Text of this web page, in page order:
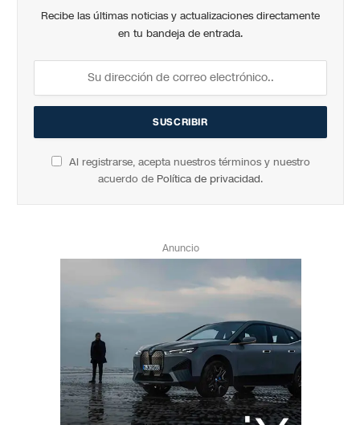
Recibe las últimas noticias y actualizaciones directamente
en tu bandeja de entrada.
Al registrarse, acepta nuestros términos y nuestro
acuerdo de Política de privacidad.
Anuncio